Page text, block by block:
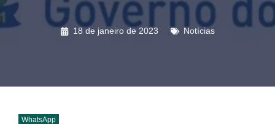
18 de janeiro de 2023 Notícias
WhatsApp